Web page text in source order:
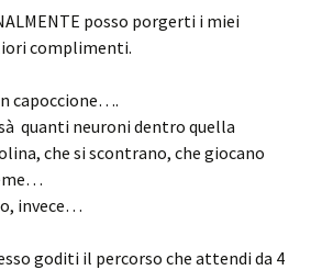
posso porgerti i miei
complimenti.
capoccione….
quanti neuroni dentro quella
che si scontrano, che giocano
invece…
goditi il percorso che attendi da 4